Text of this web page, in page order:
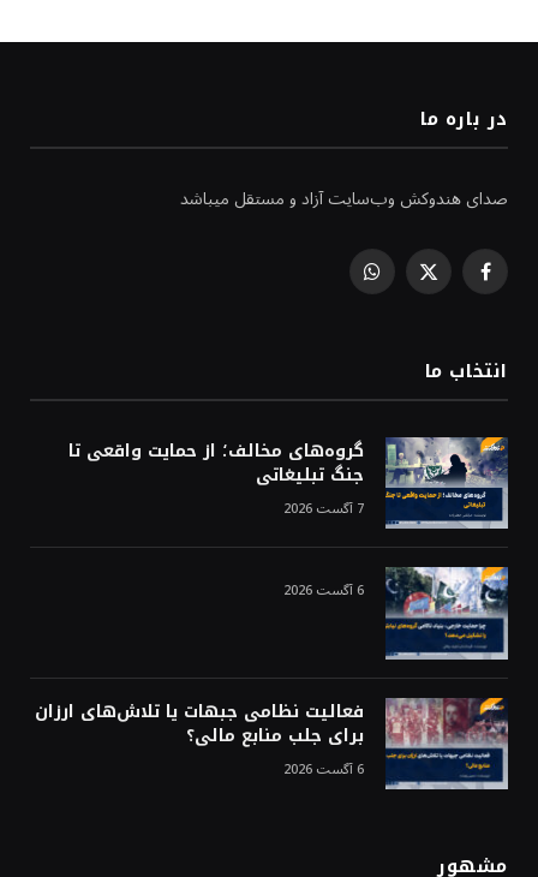
در باره ما
صدای هندوکش وب‌سایت آزاد و مستقل میباشد
Facebook
X
WhatsApp
انتخاب ما
گروه‌های مخالف؛ از حمایت واقعی تا
جنگ تبلیغاتی
7 آگست 2026
6 آگست 2026
فعالیت نظامی جبهات یا تلاش‌های ارزان
برای جلب منابع مالی؟
6 آگست 2026
مشهور